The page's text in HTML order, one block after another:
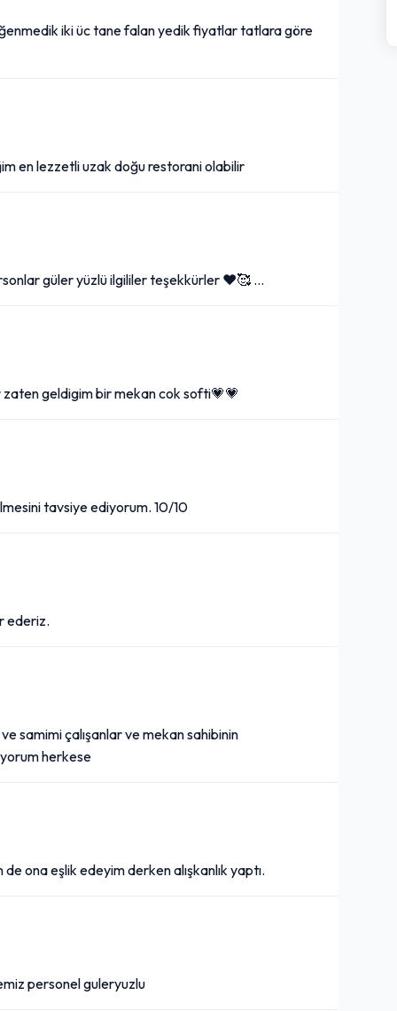
iki üc tane falan yedik fiyatlar tatlara göre
en lezzetli uzak doğu restorani olabilir
güler yüzlü ilgililer teşekkürler ❤🥰 …
geldigim bir mekan cok softi💗💗
tavsiye ediyorum. 10/10
ederiz.
samimi çalışanlar ve mekan sahibinin
herkese
de ona eşlik edeyim derken alışkanlık yaptı.
personel guleryuzlu